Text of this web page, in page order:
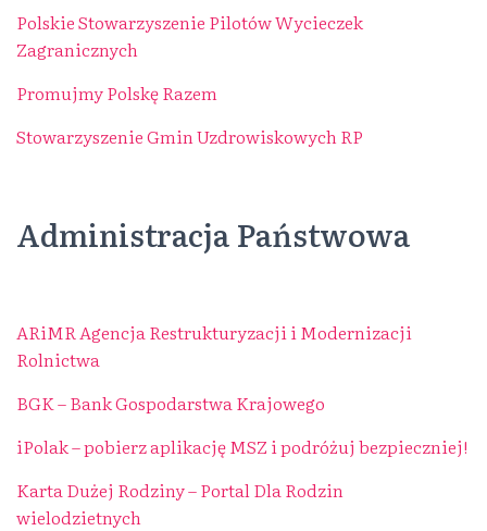
Polskie Stowarzyszenie Pilotów Wycieczek
Zagranicznych
Promujmy Polskę Razem
Stowarzyszenie Gmin Uzdrowiskowych RP
Administracja Państwowa
ARiMR Agencja Restrukturyzacji i Modernizacji
Rolnictwa
BGK – Bank Gospodarstwa Krajowego
iPolak – pobierz aplikację MSZ i podróżuj bezpieczniej!
Karta Dużej Rodziny – Portal Dla Rodzin
wielodzietnych